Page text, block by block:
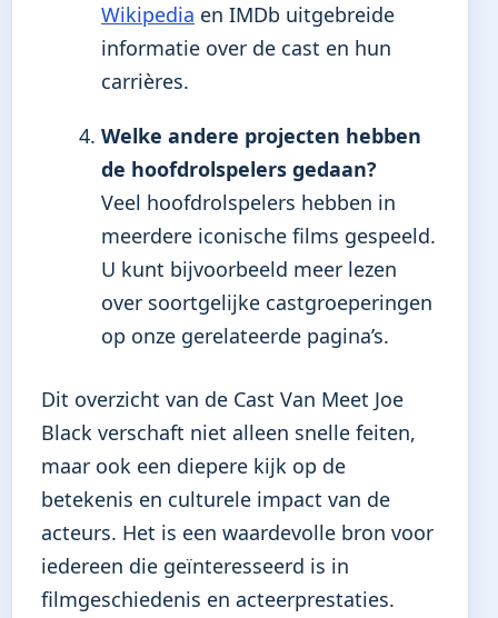
Wikipedia en IMDb uitgebreide
informatie over de cast en hun
carrières.
Welke andere projecten hebben
de hoofdrolspelers gedaan?
Veel hoofdrolspelers hebben in
meerdere iconische films gespeeld.
U kunt bijvoorbeeld meer lezen
over soortgelijke castgroeperingen
op onze gerelateerde pagina’s.
Dit overzicht van de Cast Van Meet Joe
Black verschaft niet alleen snelle feiten,
maar ook een diepere kijk op de
betekenis en culturele impact van de
acteurs. Het is een waardevolle bron voor
iedereen die geïnteresseerd is in
filmgeschiedenis en acteerprestaties.